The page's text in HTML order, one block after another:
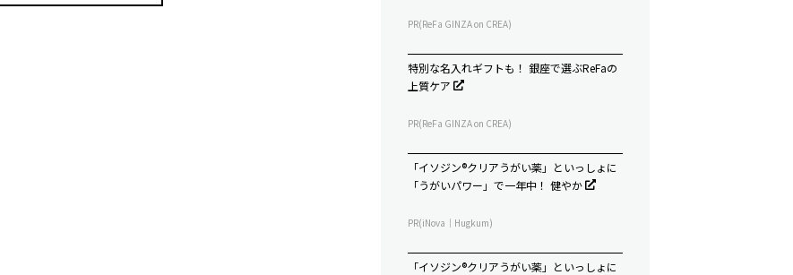
PR(ReFa GINZA on CREA)
特別な名入れギフトも！ 銀座で選ぶReFaの
上質ケア
PR(ReFa GINZA on CREA)
「イソジン®クリアうがい薬」といっしょに
「うがいパワー」で一年中！ 健やか
PR(iNova｜Hugkum)
「イソジン®クリアうがい薬」といっしょに